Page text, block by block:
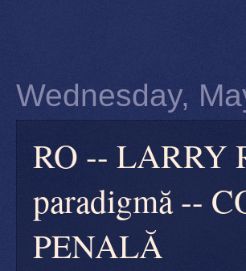
Wednesday,
RO -- LARRY
paradigmă --
PENALĂ